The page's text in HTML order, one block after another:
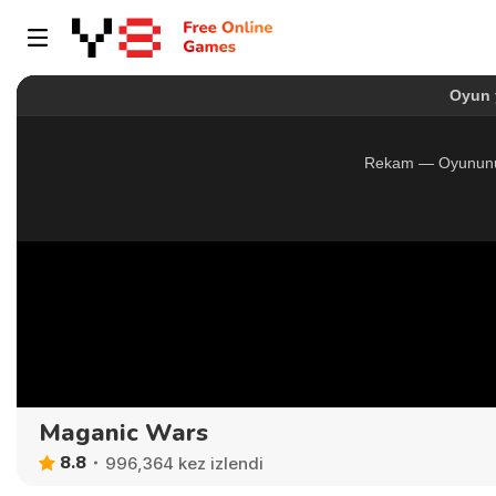
Maganic Wars
8.8 996,364 kez izlendi